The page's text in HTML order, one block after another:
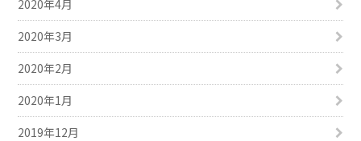
2020年4月
2020年3月
2020年2月
2020年1月
2019年12月